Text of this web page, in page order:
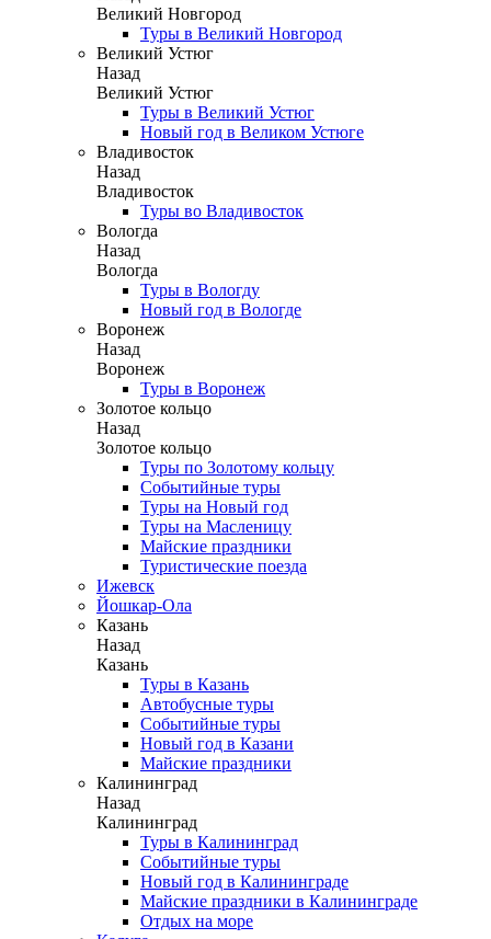
Великий Новгород
Туры в Великий Новгород
Великий Устюг
Назад
Великий Устюг
Туры в Великий Устюг
Новый год в Великом Устюге
Владивосток
Назад
Владивосток
Туры во Владивосток
Вологда
Назад
Вологда
Туры в Вологду
Новый год в Вологде
Воронеж
Назад
Воронеж
Туры в Воронеж
Золотое кольцо
Назад
Золотое кольцо
Туры по Золотому кольцу
Событийные туры
Туры на Новый год
Туры на Масленицу
Майские праздники
Туристические поезда
Ижевск
Йошкар-Ола
Казань
Назад
Казань
Туры в Казань
Автобусные туры
Событийные туры
Новый год в Казани
Майские праздники
Калининград
Назад
Калининград
Туры в Калининград
Событийные туры
Новый год в Калининграде
Майские праздники в Калининграде
Отдых на море